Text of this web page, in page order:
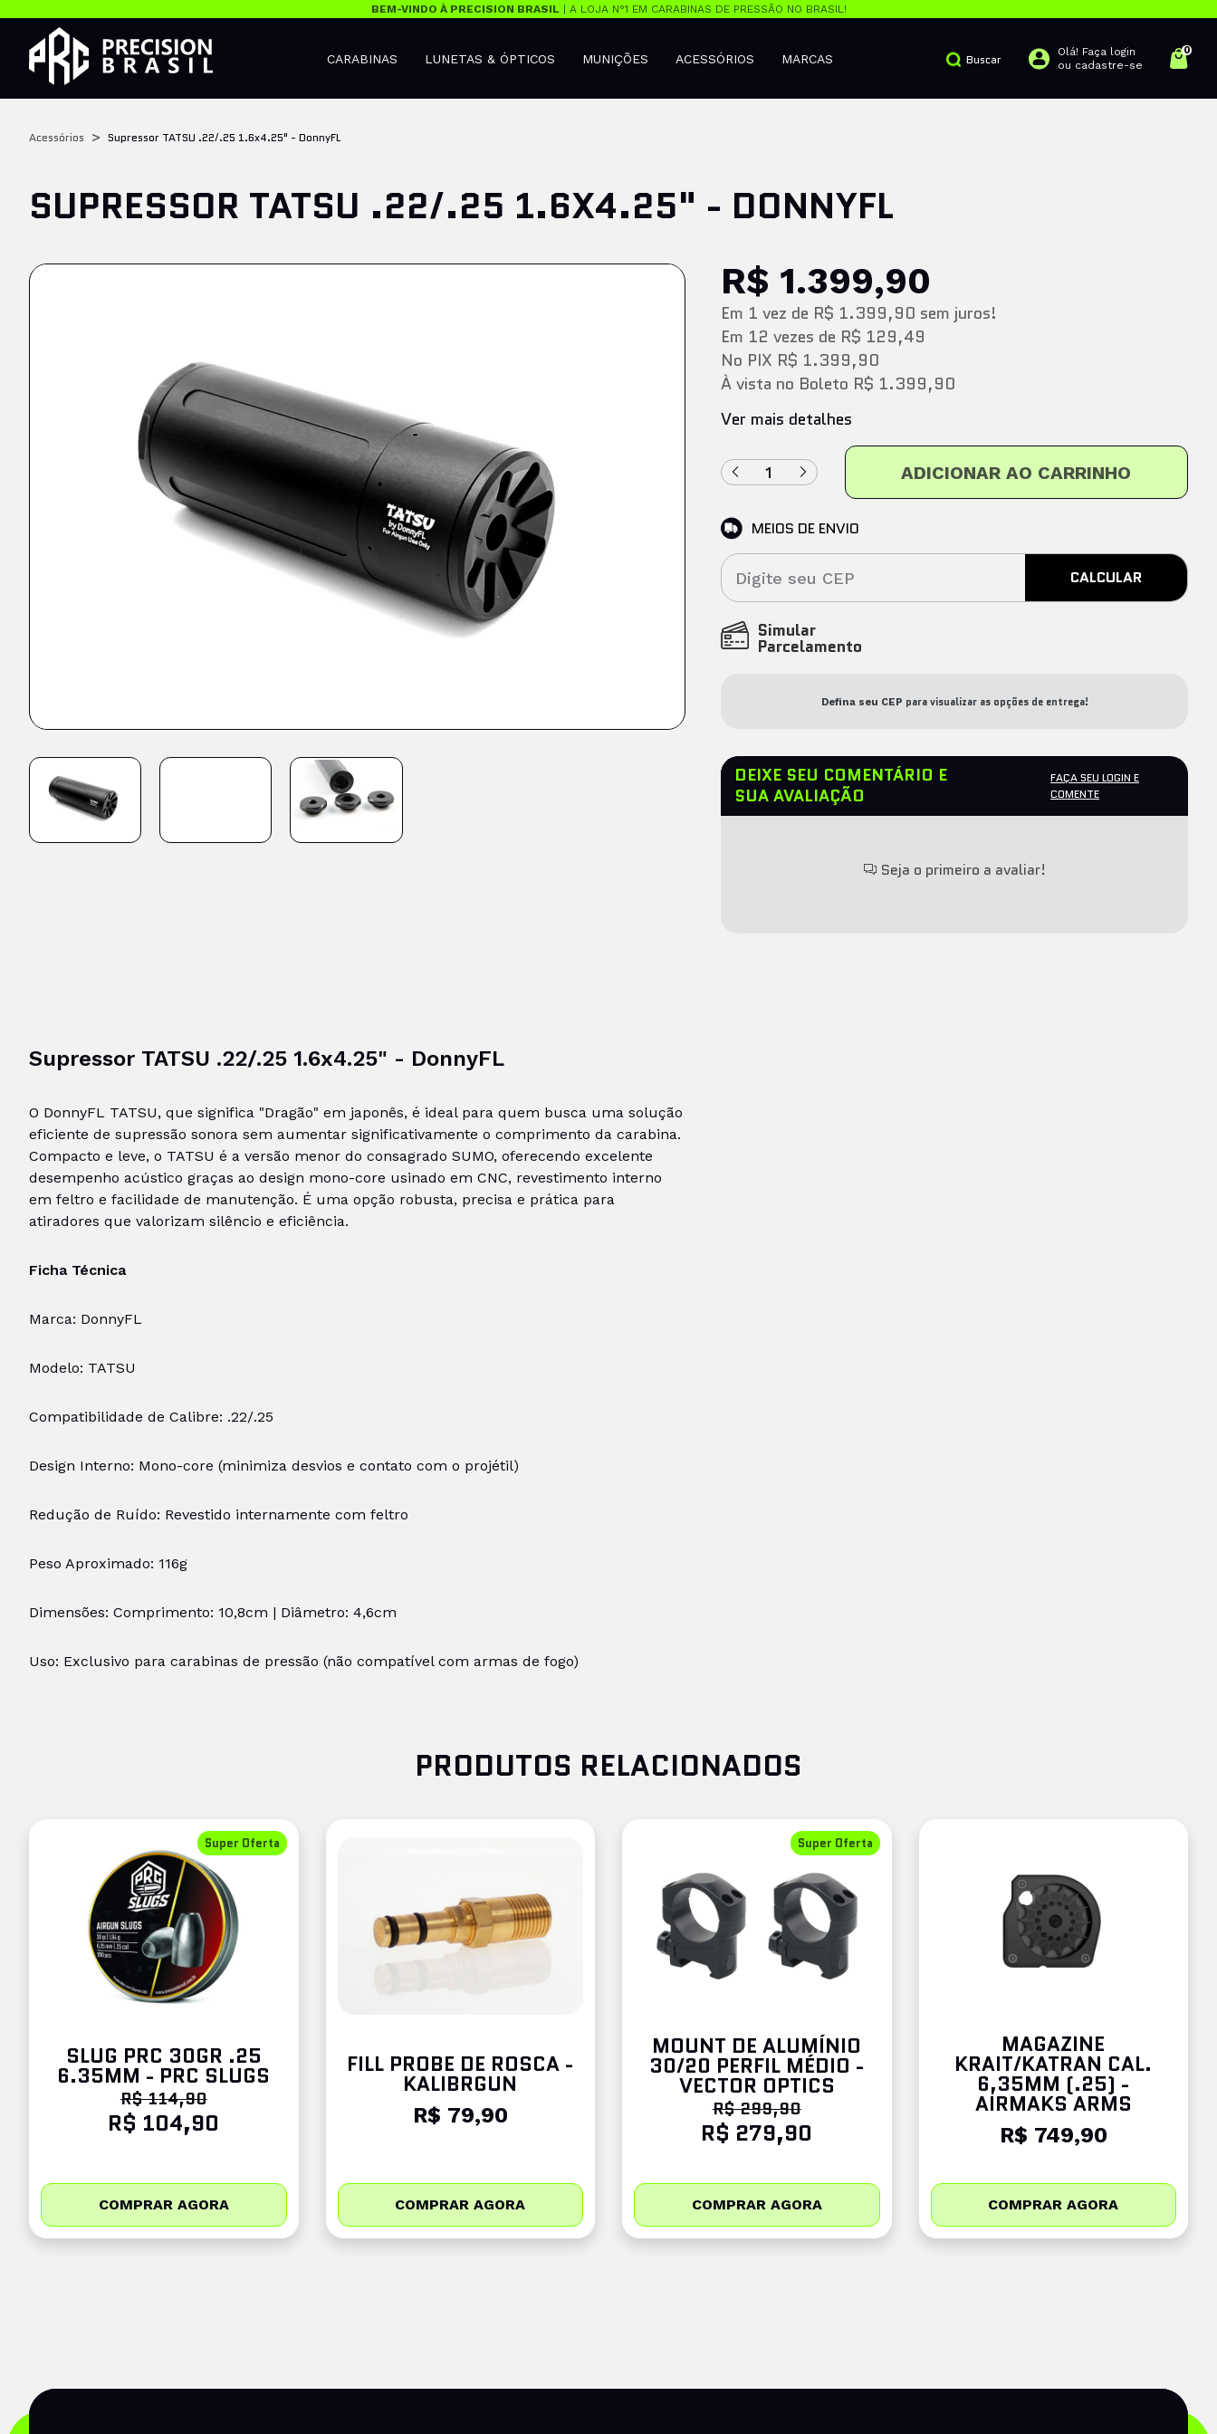
BEM-VINDO À PRECISION BRASIL | A LOJA N°1 EM CARABINAS DE PRESSÃO NO BRASIL!
CARABINAS LUNETAS & ÓPTICOS MUNIÇÕES ACESSÓRIOS MARCAS Buscar
Olá! Faça login
ou cadastre-se
0
Acessórios Supressor TATSU .22/.25 1.6x4.25" - DonnyFL
SUPRESSOR TATSU .22/.25 1.6X4.25" - DONNYFL
Supressor TATSU .22/.25 1.6x4.25" - DonnyFL
O DonnyFL TATSU, que significa "Dragão" em japonês, é ideal para quem busca uma solução
eficiente de supressão sonora sem aumentar significativamente o comprimento da carabina.
Compacto e leve, o TATSU é a versão menor do consagrado SUMO, oferecendo excelente
desempenho acústico graças ao design mono-core usinado em CNC, revestimento interno
em feltro e facilidade de manutenção. É uma opção robusta, precisa e prática para
atiradores que valorizam silêncio e eficiência.
Ficha Técnica
Marca: DonnyFL
Modelo: TATSU
Compatibilidade de Calibre: .22/.25
Design Interno: Mono-core (minimiza desvios e contato com o projétil)
Redução de Ruído: Revestido internamente com feltro
Peso Aproximado: 116g
Dimensões: Comprimento: 10,8cm | Diâmetro: 4,6cm
Uso: Exclusivo para carabinas de pressão (não compatível com armas de fogo)
R$ 1.399,90
Em 1 vez de R$ 1.399,90 sem juros!
Em 12 vezes de R$ 129,49
No PIX R$ 1.399,90
À vista no Boleto R$ 1.399,90
Ver mais detalhes
ADICIONAR AO CARRINHO
MEIOS DE ENVIO
CALCULAR
Simular
Parcelamento
Defina seu CEP para visualizar as opções de entrega!
DEIXE SEU COMENTÁRIO E
SUA AVALIAÇÃO
FAÇA SEU LOGIN E
COMENTE
Seja o primeiro a avaliar!
PRODUTOS RELACIONADOS
Super Oferta
SLUG PRC 30GR .25
6.35MM - PRC SLUGS
R$ 114,90
R$ 104,90
COMPRAR AGORA
FILL PROBE DE ROSCA -
KALIBRGUN
R$ 79,90
COMPRAR AGORA
Super Oferta
MOUNT DE ALUMÍNIO
30/20 PERFIL MÉDIO -
VECTOR OPTICS
R$ 299,90
R$ 279,90
COMPRAR AGORA
MAGAZINE
KRAIT/KATRAN CAL.
6,35MM (.25) -
AIRMAKS ARMS
R$ 749,90
COMPRAR AGORA